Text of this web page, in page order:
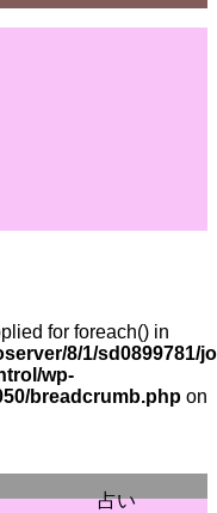
for foreach() in
8/1/sd0899781/
wp-
breadcrumb.php on
占い